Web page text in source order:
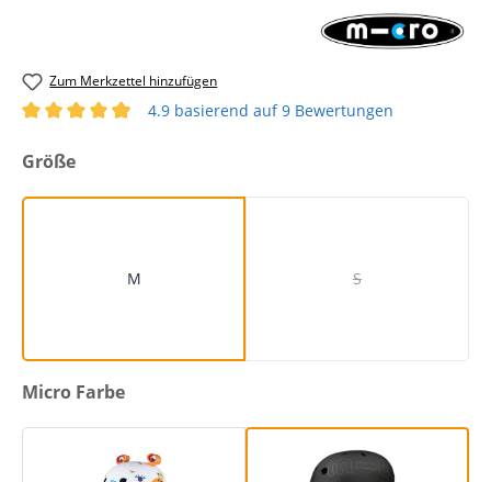
Zum Merkzettel hinzufügen
4.9 basierend auf 9 Bewertungen
auswählen
Größe
M S
auswählen
Micro Farbe